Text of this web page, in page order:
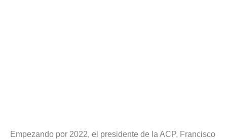
Empezando por 2022, el presidente de la ACP, Francisco